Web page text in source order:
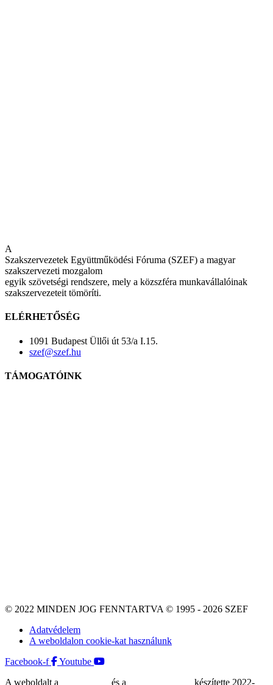
A
Szakszervezetek Együttműködési Fóruma (SZEF) a magyar
szakszervezeti mozgalom
egyik szövetségi rendszere, mely a közszféra munkavállalóinak
szakszervezeteit tömöríti.
ELÉRHETŐSÉG
1091 Budapest Üllői út 53/a I.15.
szef@szef.hu
TÁMOGATÓINK
© 2022 MINDEN JOG FENNTARTVA © 1995 - 2026 SZEF
Adatvédelem
A weboldalon cookie-kat használunk
Facebook-f
Youtube
A weboldalt a
és a készítette 2022-